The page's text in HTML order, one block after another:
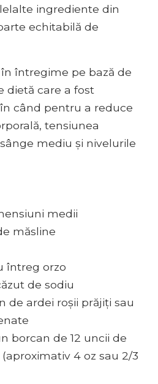
ingrediente din
echitabilă de
întregime pe bază de
dietă care a fost
când pentru a reduce
tensiunea
mediu și nivelurile
medii
măsline
întreg orzo
de sodiu
de ardei roșii prăjiți sau
borcan de 12 uncii de
4 oz sau 2/3